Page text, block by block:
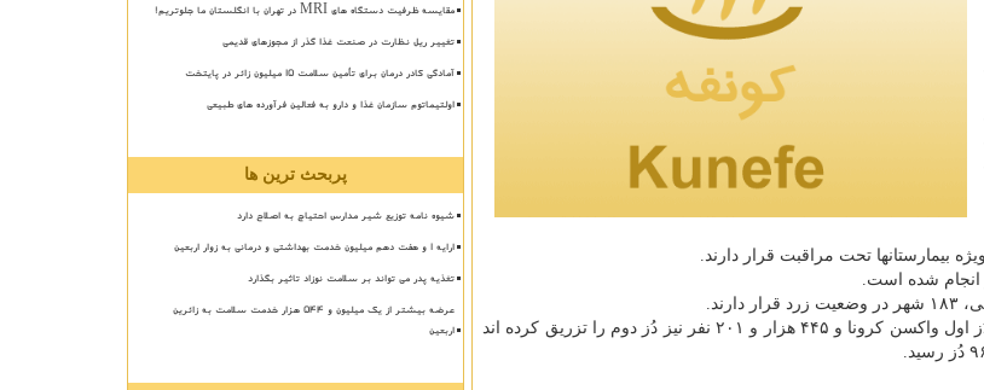
، تا کنون دو میلیون و ۴۲۲ هزار و ۷۶۵ نفر دُز اول واکسن کرونا و ۴۴۵ هزار و ۲۰۱ نفر نیز دُز دوم را تزریق کرده اند
مقایسه ظرفیت دستگاه های MRI در تهران با انگلستان ما جلوتریم!
تغییر ریل نظارت در صنعت غذا گذر از مجوزهای قدیمی
آمادگی کادر درمان برای تأمین سلامت 15 میلیون زائر در پایتخت
اولتیماتوم سازمان غذا و دارو به فعالین فرآورده های طبیعی
پربحث ترین ها
شیوه نامه توزیع شیر مدارس احتیاج به اصلاح دارد
ارایه ۱ و هفت دهم میلیون خدمت بهداشتی و درمانی به زوار اربعین
تغذیه پدر می تواند بر سلامت نوزاد تاثیر بگذارد
عرضه بیشتر از یک میلیون و ۵۴۴ هزار خدمت سلامت به زائرین
اربعین